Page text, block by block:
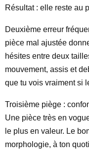
Résultat : elle reste au
Deuxième erreur
pièce mal ajustée
hésites entre deux
mouvement, assis et
que tu vois vraiment si
Troisième piège :
Une pièce très en
le plus en valeur. Le
morphologie, à ton